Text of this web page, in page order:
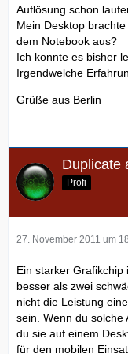
Auflösung schon
Mein Desktop
dem Notebook aus?
Ich konnte es bisher
Irgendwelche
Grüße aus Berlin
Duplicate
Profi
27. November 2011 um
Ein starker
besser als zwei
nicht die Leistung
sein. Wenn du solche
du sie auf einem
für den mobilen